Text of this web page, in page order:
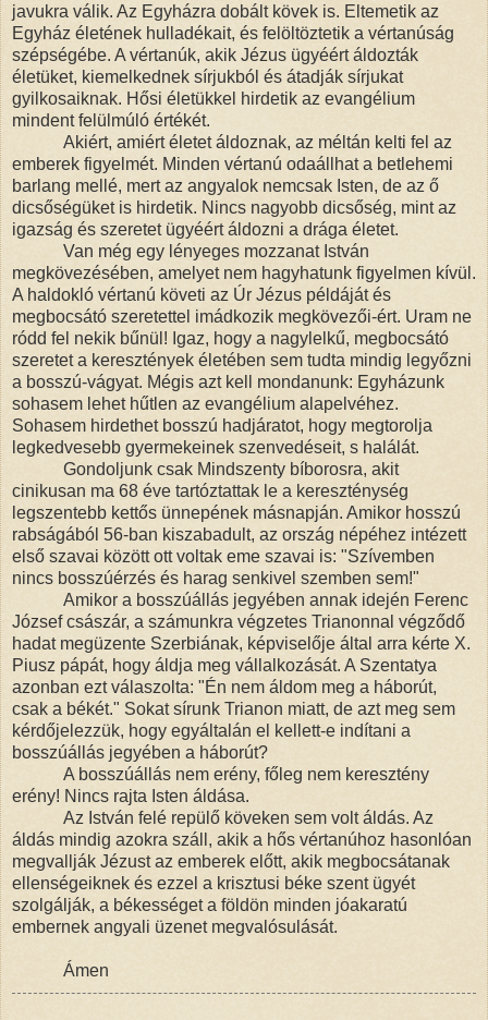
javukra válik. Az Egyházra dobált kövek is. Eltemetik az
Egyház életének hulladékait, és felöltöztetik a vértanúság
szépségébe. A vértanúk, akik Jézus ügyéért áldozták
életüket, kiemelkednek sírjukból és átadják sírjukat
gyilkosaiknak. Hősi életükkel hirdetik az evangélium
mindent felülmúló értékét.
Akiért, amiért életet áldoznak, az méltán kelti fel az
emberek figyelmét. Minden vértanú odaállhat a betlehemi
barlang mellé, mert az angyalok nemcsak Isten, de az ő
dicsőségüket is hirdetik. Nincs nagyobb dicsőség, mint az
igazság és szeretet ügyéért áldozni a drága életet.
Van még egy lényeges mozzanat István
megkövezésében, amelyet nem hagyhatunk figyelmen kívül.
A haldokló vértanú követi az Úr Jézus példáját és
megbocsátó szeretettel imádkozik megkövezői-ért. Uram ne
ródd fel nekik bűnül! Igaz, hogy a nagylelkű, megbocsátó
szeretet a keresztények életében sem tudta mindig legyőzni
a bosszú-vágyat. Mégis azt kell mondanunk: Egyházunk
sohasem lehet hűtlen az evangélium alapelvéhez.
Sohasem hirdethet bosszú hadjáratot, hogy megtorolja
legkedvesebb gyermekeinek szenvedéseit, s halálát.
Gondoljunk csak Mindszenty bíborosra, akit
cinikusan ma 68 éve tartóztattak le a kereszténység
legszentebb kettős ünnepének másnapján. Amikor hosszú
rabságából 56-ban kiszabadult, az ország népéhez intézett
első szavai között ott voltak eme szavai is: "Szívemben
nincs bosszúérzés és harag senkivel szemben sem!"
Amikor a bosszúállás jegyében annak idején Ferenc
József császár, a számunkra végzetes Trianonnal végződő
hadat megüzente Szerbiának, képviselője által arra kérte X.
Piusz pápát, hogy áldja meg vállalkozását. A Szentatya
azonban ezt válaszolta: "Én nem áldom meg a háborút,
csak a békét." Sokat sírunk Trianon miatt, de azt meg sem
kérdőjelezzük, hogy egyáltalán el kellett-e indítani a
bosszúállás jegyében a háborút?
A bosszúállás nem erény, főleg nem keresztény
erény! Nincs rajta Isten áldása.
Az István felé repülő köveken sem volt áldás. Az
áldás mindig azokra száll, akik a hős vértanúhoz hasonlóan
megvallják Jézust az emberek előtt, akik megbocsátanak
ellenségeiknek és ezzel a krisztusi béke szent ügyét
szolgálják, a békességet a földön minden jóakaratú
embernek angyali üzenet megvalósulását.
Ámen